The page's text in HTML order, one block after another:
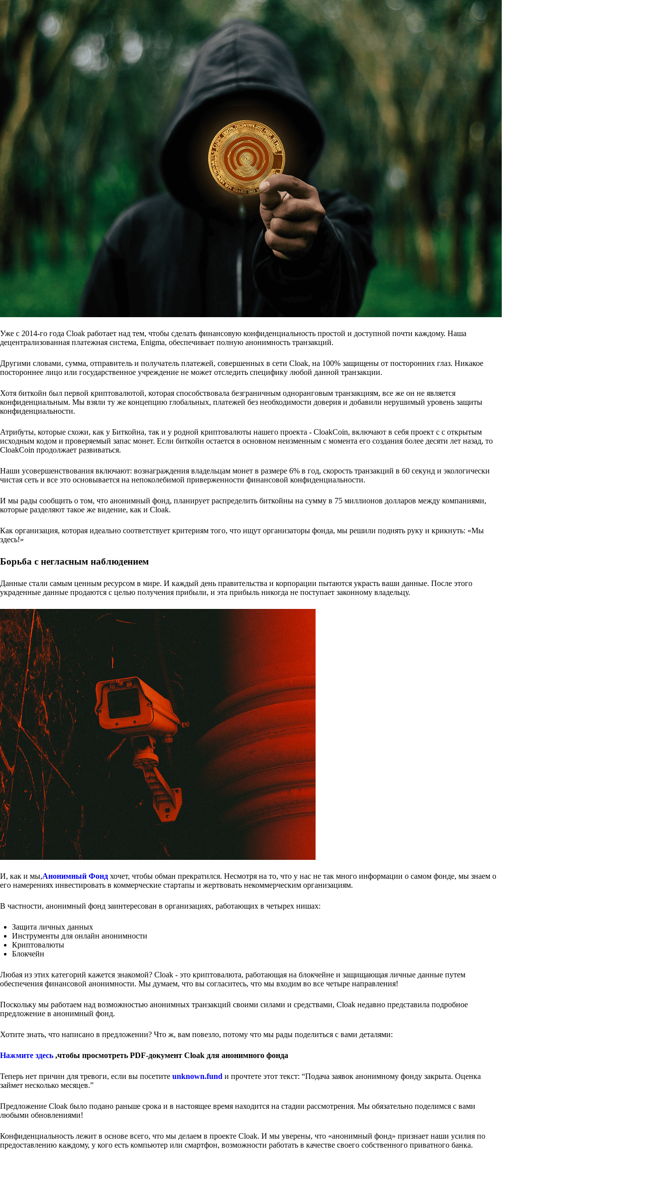
Уже с 2014-го года Cloak работает над тем, чтобы сделать финансовую конфиденциальность простой и доступной почти каждому. Наша
децентрализованная платежная система, Enigma, обеспечивает полную анонимность транзакций.
Другими словами, сумма, отправитель и получатель платежей, совершенных в сети Cloak, на 100% защищены от посторонних глаз. Никакое
постороннее лицо или государственное учреждение не может отследить специфику любой данной транзакции.
Хотя биткойн был первой криптовалютой, которая способствовала безграничным одноранговым транзакциям, все же он не является
конфиденциальным. Мы взяли ту же концепцию глобальных, платежей без необходимости доверия и добавили нерушимый уровень защиты
конфиденциальности.
Атрибуты, которые схожи, как у Биткойна, так и у родной криптовалюты нашего проекта - CloakCoin, включают в себя проект с с открытым
исходным кодом и проверяемый запас монет. Если биткойн остается в основном неизменным с момента его создания более десяти лет назад, то
CloakCoin продолжает развиваться.
Наши усовершенствования включают: вознаграждения владельцам монет в размере 6% в год, скорость транзакций в 60 секунд и экологически
чистая сеть и все это основывается на непоколебимой приверженности финансовой конфиденциальности.
И мы рады сообщить о том, что анонимный фонд, планирует распределить биткойны на сумму в 75 миллионов долларов между компаниями,
которые разделяют такое же видение, как и Cloak.
Как организация, которая идеально соответствует критериям того, что ищут организаторы фонда, мы решили поднять руку и крикнуть: «Мы
здесь!»
Борьба с негласным наблюдением
Данные стали самым ценным ресурсом в мире. И каждый день правительства и корпорации пытаются украсть ваши данные. После этого
украденные данные продаются с целью получения прибыли, и эта прибыль никогда не поступает законному владельцу.
И, как и мы,Анонимный Фонд хочет, чтобы обман прекратился. Несмотря на то, что у нас не так много информации о самом фонде, мы знаем о
его намерениях инвестировать в коммерческие стартапы и жертвовать некоммерческим организациям.
В частности, анонимный фонд заинтересован в организациях, работающих в четырех нишах:
Защита личных данных
Инструменты для онлайн анонимности
Криптовалюты
Блокчейн
Любая из этих категорий кажется знакомой? Cloak - это криптовалюта, работающая на блокчейне и защищающая личные данные путем
обеспечения финансовой анонимности. Мы думаем, что вы согласитесь, что мы входим во все четыре направления!
Поскольку мы работаем над возможностью анонимных транзакций своими силами и средствами, Cloak недавно представила подробное
предложение в анонимный фонд.
Хотите знать, что написано в предложении? Что ж, вам повезло, потому что мы рады поделиться с вами деталями:
Нажмите здесь ,чтобы просмотреть PDF-документ Cloak для анонимного фонда
Теперь нет причин для тревоги, если вы посетите unknown.fund и прочтете этот текст: “Подача заявок анонимному фонду закрыта. Оценка
займет несколько месяцев.”
Предложение Cloak было подано раньше срока и в настоящее время находится на стадии рассмотрения. Мы обязательно поделимся с вами
любыми обновлениями!
Конфиденциальность лежит в основе всего, что мы делаем в проекте Cloak. И мы уверены, что «анонимный фонд» признает наши усилия по
предоставлению каждому, у кого есть компьютер или смартфон, возможности работать в качестве своего собственного приватного банка.